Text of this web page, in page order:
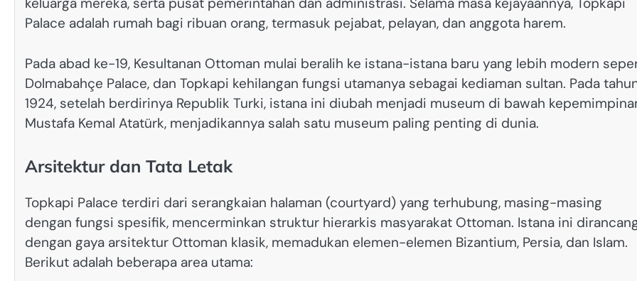
Palace adalah rumah bagi ribuan orang, termasuk pejabat, pelayan, dan anggota harem.
Pada abad ke-19, Kesultanan Ottoman mulai beralih ke istana-istana baru yang lebih modern
Dolmabahçe Palace, dan Topkapi kehilangan fungsi utamanya sebagai kediaman sultan. Pada
1924, setelah berdirinya Republik Turki, istana ini diubah menjadi museum di bawah
Mustafa Kemal Atatürk, menjadikannya salah satu museum paling penting di dunia.
Arsitektur dan Tata Letak
Topkapi Palace terdiri dari serangkaian halaman (courtyard) yang terhubung, masing-masing
dengan fungsi spesifik, mencerminkan struktur hierarkis masyarakat Ottoman. Istana ini
dengan gaya arsitektur Ottoman klasik, memadukan elemen-elemen Bizantium, Persia, dan Islam.
Berikut adalah beberapa area utama: